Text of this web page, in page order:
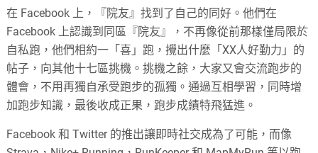
在 Facebook 上，『院友』找到了自己的同好。他們在
Facebook 上認識到同區『院友』，不再像從前那樣僅局限於
自私跑，他們相約一「喜」跑，攪出什麼「XX人好勤力」的
帖子，向其他十七區挑機。挑機之餘，大家又會交流跑步的
體會，不用再獨自承受跑步的孤獨。通過互相學習，同時增
加跑步知識，最後收成正果，跑步成績特飛猛進。
Facebook 和 Twitter 的推出讓即時社交成為了可能，而像